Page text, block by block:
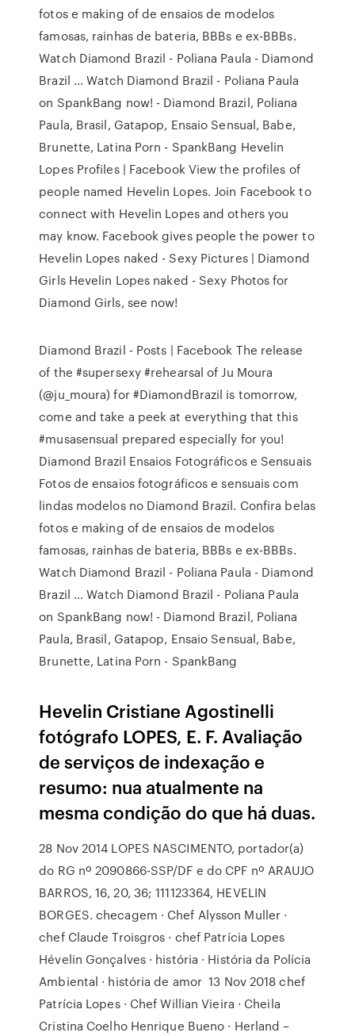
fotos e making of de ensaios de modelos
famosas, rainhas de bateria, BBBs e ex-BBBs.
Watch Diamond Brazil - Poliana Paula - Diamond
Brazil ... Watch Diamond Brazil - Poliana Paula
on SpankBang now! - Diamond Brazil, Poliana
Paula, Brasil, Gatapop, Ensaio Sensual, Babe,
Brunette, Latina Porn - SpankBang Hevelin
Lopes Profiles | Facebook View the profiles of
people named Hevelin Lopes. Join Facebook to
connect with Hevelin Lopes and others you
may know. Facebook gives people the power to
Hevelin Lopes naked - Sexy Pictures | Diamond
Girls Hevelin Lopes naked - Sexy Photos for
Diamond Girls, see now!
Diamond Brazil - Posts | Facebook The release
of the #supersexy #rehearsal of Ju Moura
(@ju_moura) for #DiamondBrazil is tomorrow,
come and take a peek at everything that this
#musasensual prepared especially for you!
Diamond Brazil Ensaios Fotográficos e Sensuais
Fotos de ensaios fotográficos e sensuais com
lindas modelos no Diamond Brazil. Confira belas
fotos e making of de ensaios de modelos
famosas, rainhas de bateria, BBBs e ex-BBBs.
Watch Diamond Brazil - Poliana Paula - Diamond
Brazil ... Watch Diamond Brazil - Poliana Paula
on SpankBang now! - Diamond Brazil, Poliana
Paula, Brasil, Gatapop, Ensaio Sensual, Babe,
Brunette, Latina Porn - SpankBang
Hevelin Cristiane Agostinelli
fotógrafo LOPES, E. F. Avaliação
de serviços de indexação e
resumo: nua atualmente na
mesma condição do que há duas.
28 Nov 2014 LOPES NASCIMENTO, portador(a)
do RG nº 2090866-SSP/DF e do CPF nº ARAUJO
BARROS, 16, 20, 36; 111123364, HEVELIN
BORGES. checagem · Chef Alysson Muller ·
chef Claude Troisgros · chef Patrícia Lopes
Hévelin Gonçalves · história · História da Polícia
Ambiental · história de amor 13 Nov 2018 chef
Patrícia Lopes · Chef Willian Vieira · Cheila
Cristina Coelho Henrique Bueno · Herland –